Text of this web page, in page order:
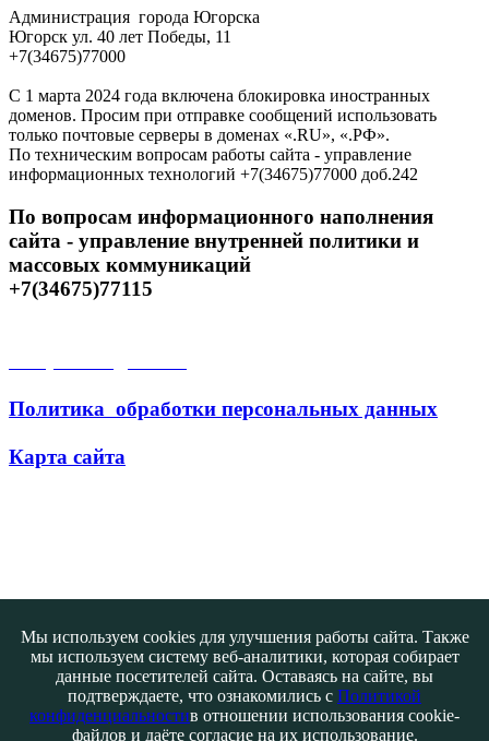
Администрация города Югорска
Югорск ул. 40 лет Победы, 11
+7(34675)77000
С 1 марта 2024 года включена блокировка иностранных
доменов. Просим при отправке сообщений использовать
только почтовые серверы в доменах «.RU», «.РФ».
По техническим вопросам работы сайта - управление
информационных технологий +7(34675)77000 доб.242
По вопросам информационного наполнения
сайта - управление внутренней политики и
массовых коммуникаций
+7(34675)77115
Политика обработки персональных данных
Карта сайта
Мы используем cookies для улучшения работы сайта. Также
мы используем систему веб-аналитики, которая собирает
данные посетителей сайта. Оставаясь на сайте, вы
подтверждаете, что ознакомились с Политикой
конфиденциальностив отношении использования cookie-
файлов и даёте согласие на их использование.